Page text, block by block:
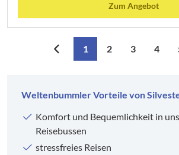
Zum Angebot
1 2 3 4
Weltenbummler Vorteile von
Komfort und Bequemlichkeit in
Reisebussen
stressfreies Reisen